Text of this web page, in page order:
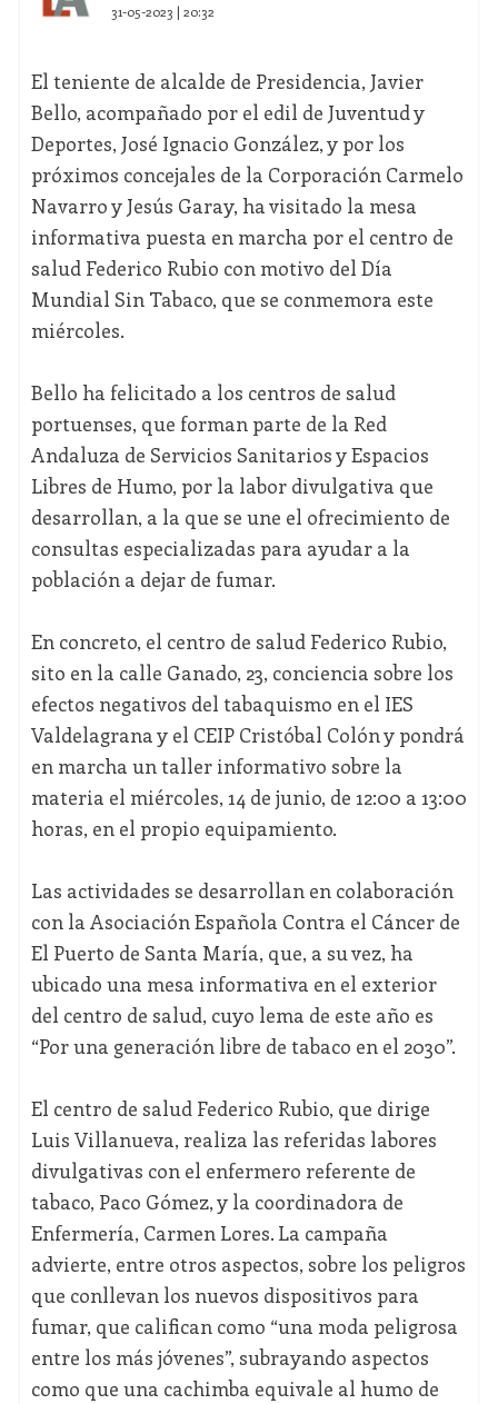
31-05-2023 | 20:32
El teniente de alcalde de Presidencia, Javier
Bello, acompañado por el edil de Juventud y
Deportes, José Ignacio González, y por los
próximos concejales de la Corporación Carmelo
Navarro y Jesús Garay, ha visitado la mesa
informativa puesta en marcha por el centro de
salud Federico Rubio con motivo del Día
Mundial Sin Tabaco, que se conmemora este
miércoles.
Bello ha felicitado a los centros de salud
portuenses, que forman parte de la Red
Andaluza de Servicios Sanitarios y Espacios
Libres de Humo, por la labor divulgativa que
desarrollan, a la que se une el ofrecimiento de
consultas especializadas para ayudar a la
población a dejar de fumar.
En concreto, el centro de salud Federico Rubio,
sito en la calle Ganado, 23, conciencia sobre los
efectos negativos del tabaquismo en el IES
Valdelagrana y el CEIP Cristóbal Colón y pondrá
en marcha un taller informativo sobre la
materia el miércoles, 14 de junio, de 12:00 a 13:00
horas, en el propio equipamiento.
Las actividades se desarrollan en colaboración
con la Asociación Española Contra el Cáncer de
El Puerto de Santa María, que, a su vez, ha
ubicado una mesa informativa en el exterior
del centro de salud, cuyo lema de este año es
“Por una generación libre de tabaco en el 2030”.
El centro de salud Federico Rubio, que dirige
Luis Villanueva, realiza las referidas labores
divulgativas con el enfermero referente de
tabaco, Paco Gómez, y la coordinadora de
Enfermería, Carmen Lores. La campaña
advierte, entre otros aspectos, sobre los peligros
que conllevan los nuevos dispositivos para
fumar, que califican como “una moda peligrosa
entre los más jóvenes”, subrayando aspectos
como que una cachimba equivale al humo de